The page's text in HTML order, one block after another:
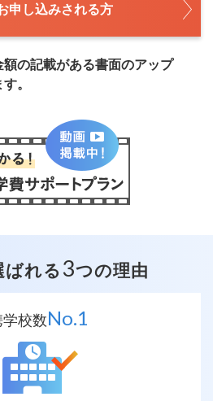
申し込みされる方
の記載がある書面のアップ
。
れる 3つの理由
校数No.1